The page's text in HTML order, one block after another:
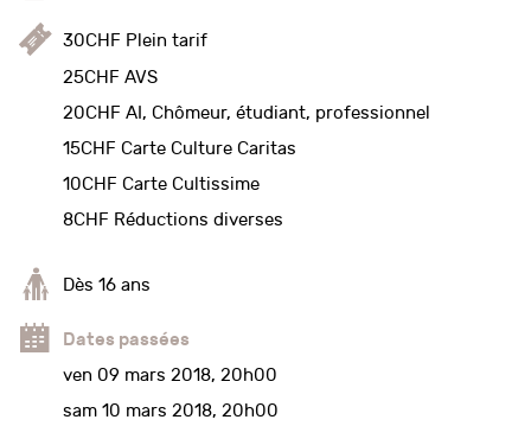
30CHF Plein tarif
25CHF AVS
20CHF AI, Chômeur, étudiant, professionnel
15CHF Carte Culture Caritas
10CHF Carte Cultissime
8CHF Réductions diverses
Dès 16 ans
Dates passées
ven 09 mars 2018, 20h00
sam 10 mars 2018, 20h00